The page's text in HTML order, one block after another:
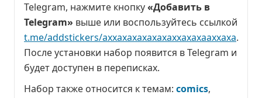
Telegram, нажмите кнопку«Добавить в
Telegram» выше или воспользуйтесь ссылкой
t.me/addstickers/axxaxaxaxaxaxaxxaxaxaaxxaxa.
После установки набор появится в Telegram и
будет доступен в переписках.
Набор также относится к темам: comics,